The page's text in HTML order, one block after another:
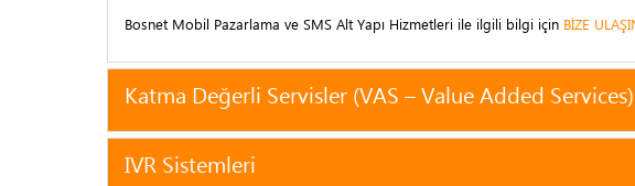
Bosnet Mobil Pazarlama ve SMS Alt Yapı Hizmetleri ile ilgili bilgi için BİZE
Katma Değerli Servisler (VAS – Value Added Services)
IVR Sistemleri